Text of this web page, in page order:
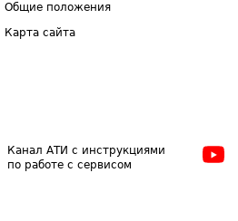
Общие положения
Карта сайта
Канал АТИ с инструкциями
по работе с сервисом